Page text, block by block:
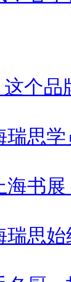
个
瑞思
海书
瑞思